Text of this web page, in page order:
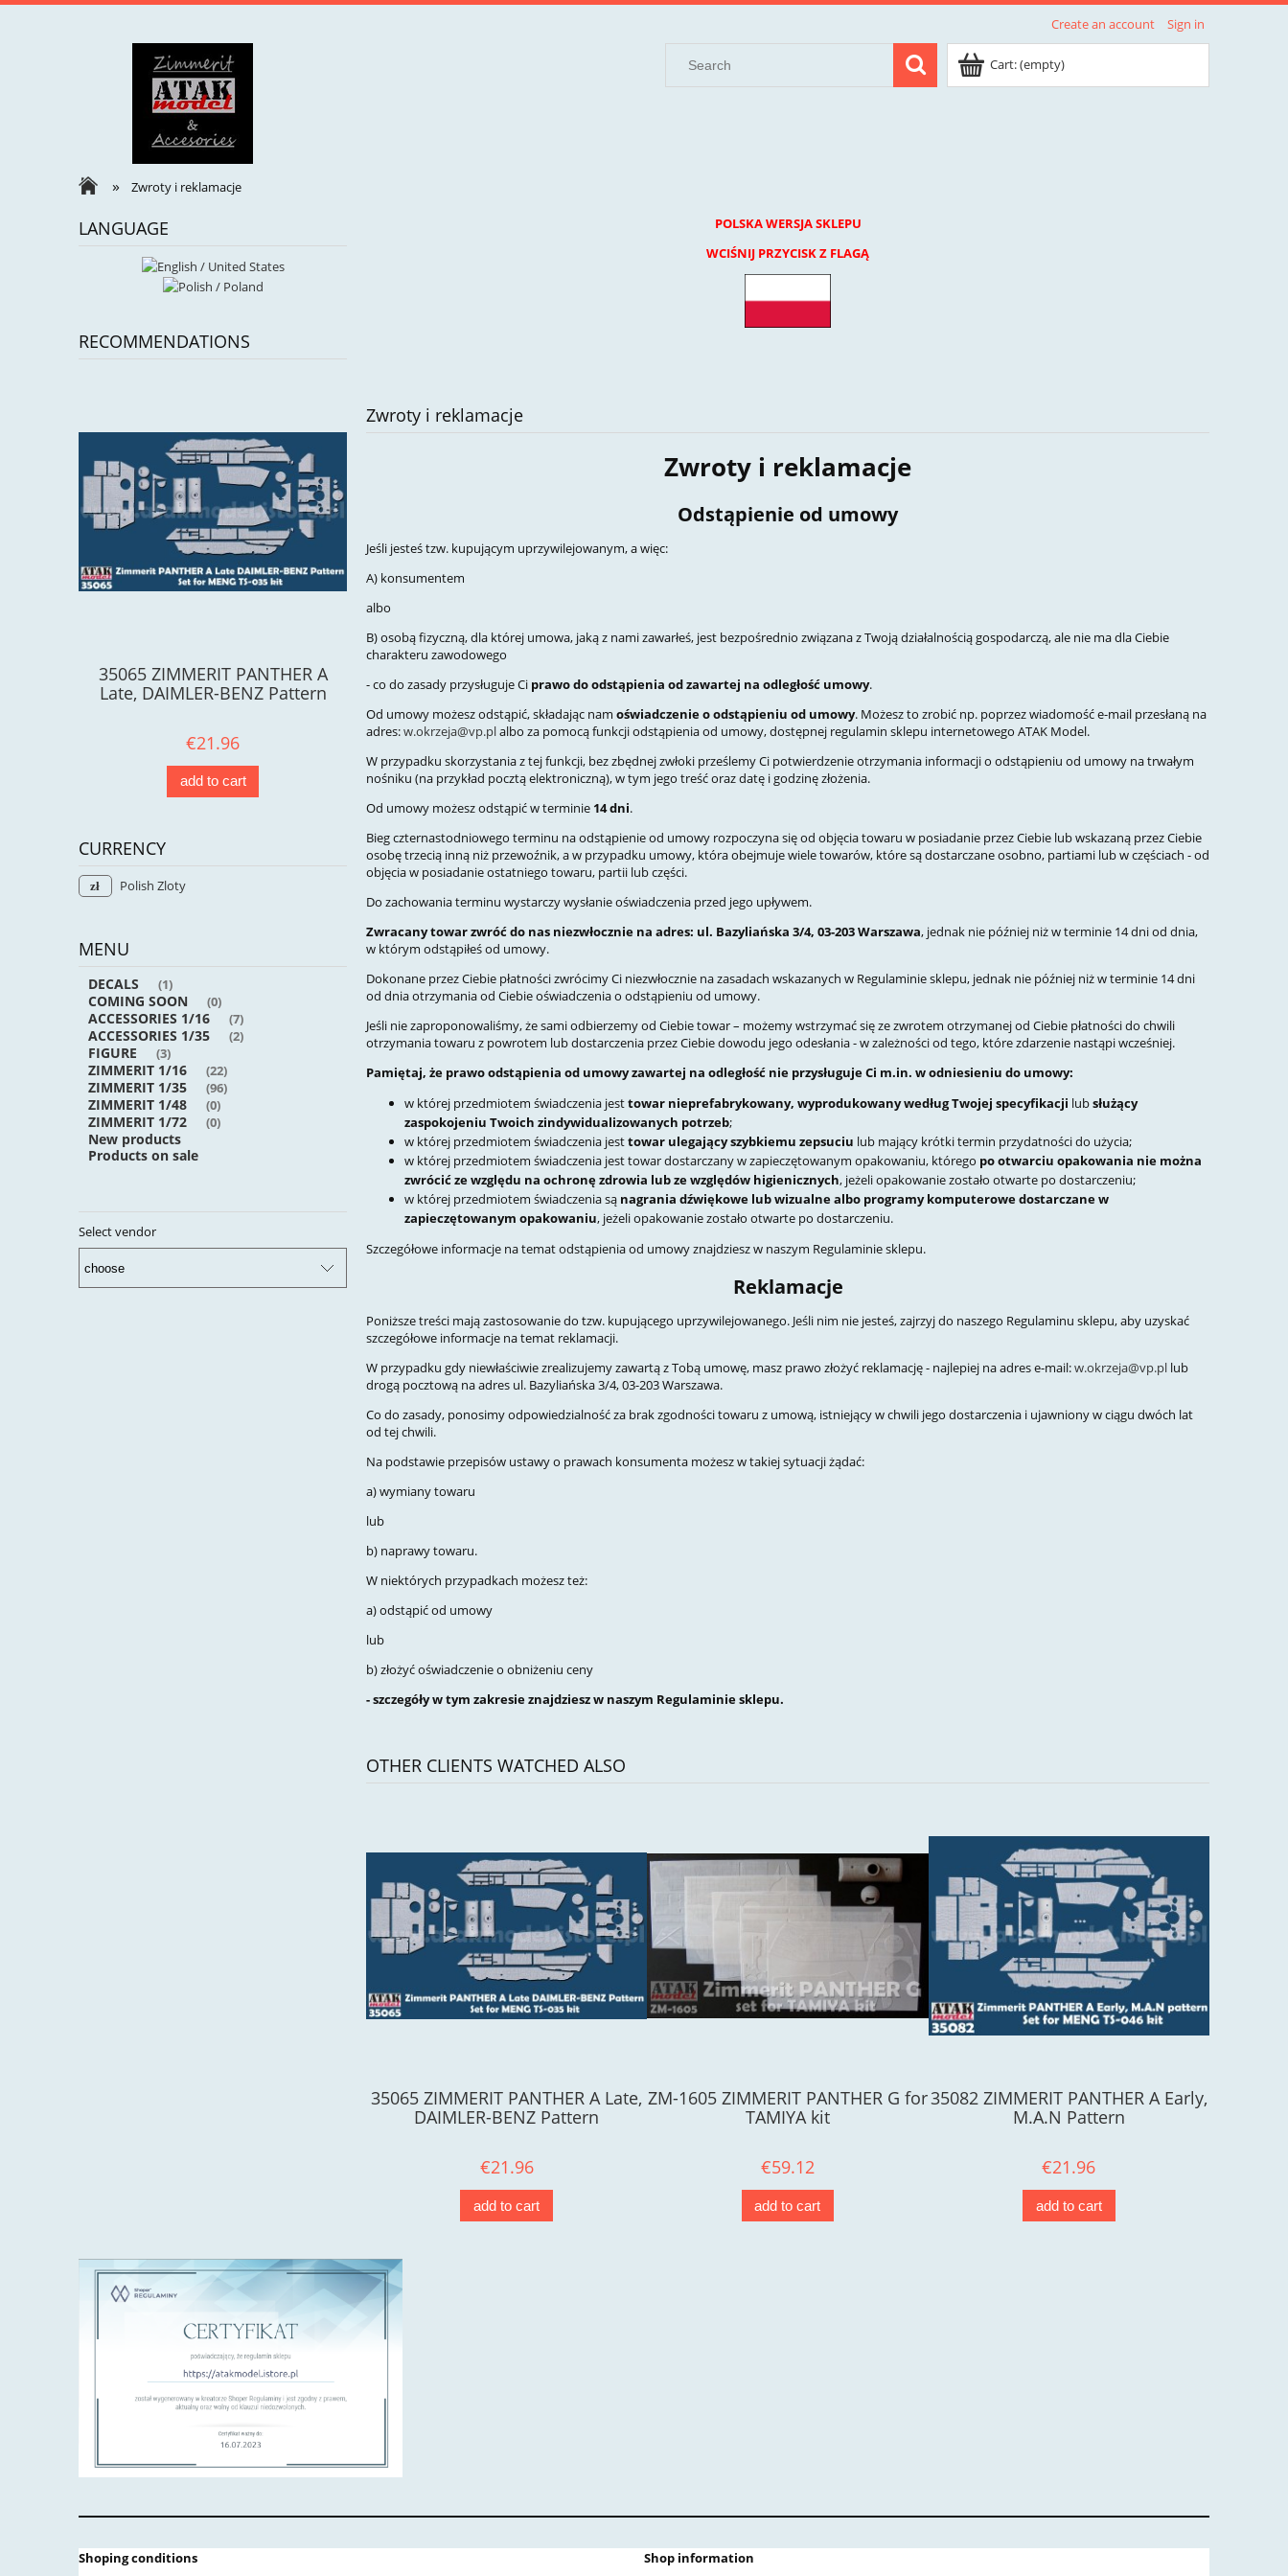
Create an account Sign in
Cart:(empty)
» Zwroty i reklamacje
LANGUAGE
RECOMMENDATIONS
35065 ZIMMERIT PANTHER A
Late, DAIMLER-BENZ Pattern
€21.96
add to cart
ZM-1605 ZIMMERIT PANTHER G
for TAMIYA kit
€59.12
add to cart
35082 ZIMMERIT PANTHER A
Early, M.A.N Pattern
€21.96
add to cart
€56.92
CURRENCY
Polish Zloty
MENU
DECALS (1)
COMING SOON (0)
ACCESSORIES 1/16 (7)
ACCESSORIES 1/35 (2)
FIGURE (3)
ZIMMERIT 1/16 (22)
ZIMMERIT 1/35 (96)
ZIMMERIT 1/48 (0)
ZIMMERIT 1/72 (0)
New products
Products on sale
Select vendor
POLSKA WERSJA SKLEPU
WCIŚNIJ PRZYCISK Z FLAGĄ
Zwroty i reklamacje
Zwroty i reklamacje
Odstąpienie od umowy
Jeśli jesteś tzw. kupującym uprzywilejowanym, a więc:
A) konsumentem
albo
B) osobą fizyczną, dla której umowa, jaką z nami zawarłeś, jest bezpośrednio związana z Twoją działalnością gospodarczą, ale nie ma dla Ciebie
charakteru zawodowego
- co do zasady przysługuje Ci prawo do odstąpienia od zawartej na odległość umowy.
Od umowy możesz odstąpić, składając nam oświadczenie o odstąpieniu od umowy. Możesz to zrobić np. poprzez wiadomość e-mail przesłaną na
adres:w.okrzeja@vp.plalbo za pomocą funkcji odstąpienia od umowy, dostępnej regulamin sklepu internetowego ATAK Model.
W przypadku skorzystania z tej funkcji, bez zbędnej zwłoki prześlemy Ci potwierdzenie otrzymania informacji o odstąpieniu od umowy na trwałym
nośniku (na przykład pocztą elektroniczną), w tym jego treść oraz datę i godzinę złożenia.
Od umowy możesz odstąpić w terminie 14 dni.
Bieg czternastodniowego terminu na odstąpienie od umowy rozpoczyna się od objęcia towaru w posiadanie przez Ciebie lub wskazaną przez Ciebie
osobę trzecią inną niż przewoźnik, a w przypadku umowy, która obejmuje wiele towarów, które są dostarczane osobno, partiami lub w częściach - od
objęcia w posiadanie ostatniego towaru, partii lub części.
Do zachowania terminu wystarczy wysłanie oświadczenia przed jego upływem.
Zwracany towar zwróć do nas niezwłocznie na adres: ul. Bazyliańska 3/4, 03-203 Warszawa, jednak nie później niż w terminie 14 dni od dnia,
w którym odstąpiłeś od umowy.
Dokonane przez Ciebie płatności zwrócimy Ci niezwłocznie na zasadach wskazanych w Regulaminie sklepu, jednak nie później niż w terminie 14 dni
od dnia otrzymania od Ciebie oświadczenia o odstąpieniu od umowy.
Jeśli nie zaproponowaliśmy, że sami odbierzemy od Ciebie towar – możemy wstrzymać się ze zwrotem otrzymanej od Ciebie płatności do chwili
otrzymania towaru z powrotem lub dostarczenia przez Ciebie dowodu jego odesłania - w zależności od tego, które zdarzenie nastąpi wcześniej.
Pamiętaj, że prawo odstąpienia od umowy zawartej na odległość nie przysługuje Ci m.in. w odniesieniu do umowy:
w której przedmiotem świadczenia jesttowar nieprefabrykowany, wyprodukowany według Twojej specyfikacji lubsłużący
zaspokojeniu Twoich zindywidualizowanych potrzeb;
w której przedmiotem świadczenia jesttowar ulegający szybkiemu zepsuciu lub mający krótki termin przydatności do użycia;
w której przedmiotem świadczenia jest towar dostarczany w zapieczętowanym opakowaniu, którego po otwarciu opakowania nie można
zwrócić ze względu na ochronę zdrowia lub ze względów higienicznych, jeżeli opakowanie zostało otwarte po dostarczeniu;
w której przedmiotem świadczenia są nagrania dźwiękowe lub wizualne albo programy komputerowe dostarczane w
zapieczętowanym opakowaniu, jeżeli opakowanie zostało otwarte po dostarczeniu.
Szczegółowe informacje na temat odstąpienia od umowy znajdziesz w naszym Regulaminie sklepu.
Reklamacje
Poniższe treści mają zastosowanie do tzw. kupującego uprzywilejowanego. Jeśli nim nie jesteś, zajrzyj do naszego Regulaminu sklepu, aby uzyskać
szczegółowe informacje na temat reklamacji.
W przypadku gdy niewłaściwie zrealizujemy zawartą z Tobą umowę, masz prawo złożyć reklamację - najlepiej na adres e-mail:w.okrzeja@vp.pl lub
drogą pocztową na adres ul. Bazyliańska 3/4, 03-203 Warszawa.
Co do zasady, ponosimy odpowiedzialność za brak zgodności towaru z umową, istniejący w chwili jego dostarczenia i ujawniony w ciągu dwóch lat
od tej chwili.
Na podstawie przepisów ustawy o prawach konsumenta możesz w takiej sytuacji żądać:
a) wymiany towaru
lub
b) naprawy towaru.
W niektórych przypadkach możesz też:
a) odstąpić od umowy
lub
b) złożyć oświadczenie o obniżeniu ceny
- szczegóły w tym zakresie znajdziesz w naszym Regulaminie sklepu.
OTHER CLIENTS WATCHED ALSO
35065 ZIMMERIT PANTHER A Late,
DAIMLER-BENZ Pattern
€21.96
add to cart
ZM-1605 ZIMMERIT PANTHER G for
TAMIYA kit
€59.12
add to cart
35082 ZIMMERIT PANTHER A Early,
M.A.N Pattern
€21.96
add to cart
Shoping conditions Shop information